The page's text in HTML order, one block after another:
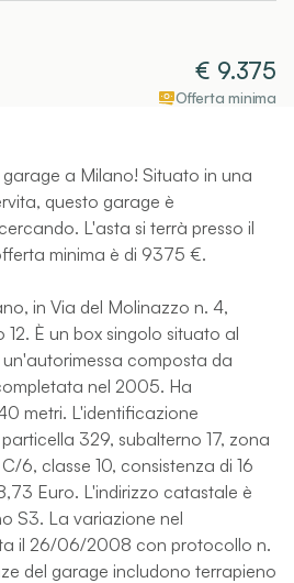
€ 9.375
Offerta minima
a Milano! Situato in una
questo garage è
L'asta si terrà presso il
minima è di 9375 €.
in Via del Molinazzo n. 4,
È un box singolo situato al
composta da
nel 2005. Ha
metri. L'identificazione
329, subalterno 17, zona
6, classe 10, consistenza di 16
Euro. L'indirizzo catastale è
S3. La variazione nel
il 26/06/2008 con protocollo n.
del garage includono terrapieno